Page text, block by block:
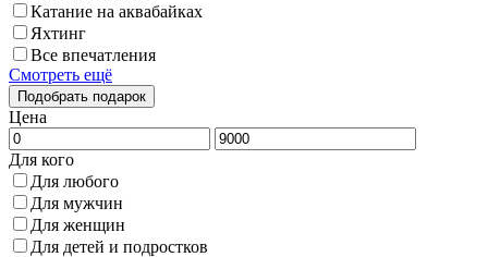
Катание на аквабайках
Яхтинг
Все впечатления
Смотреть ещё
Цена
Для кого
Для любого
Для мужчин
Для женщин
Для детей и подростков